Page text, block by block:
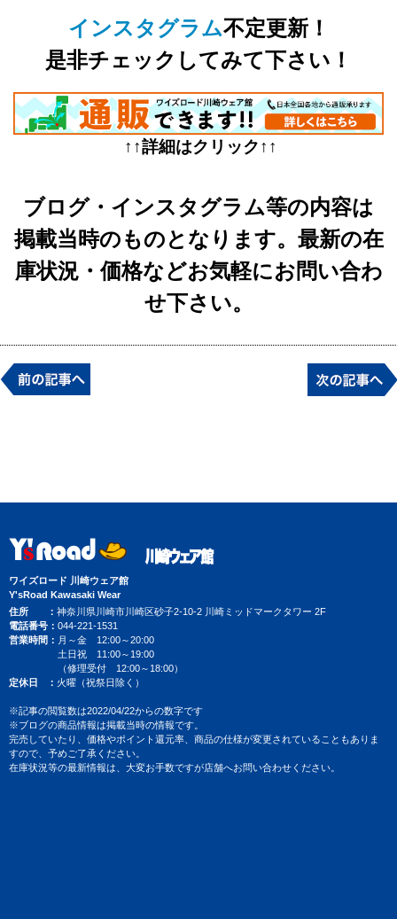
インスタグラム不定更新！
是非チェックしてみて下さい！
↑↑詳細はクリック↑↑
ブログ・インスタグラム等の内容は
掲載当時のものとなります。最新の在
庫状況・価格などお気軽にお問い合わ
せ下さい。
ワイズロード 川崎ウェア館
Y'sRoad Kawasaki Wear
住所
神奈川県川崎市川崎区砂子2-10-2 川崎ミッドマークタワー 2F
電話番号
044-221-1531
営業時間
月～金 12:00～20:00
土日祝 11:00～19:00
（修理受付 12:00～18:00）
定休日
火曜（祝祭日除く）
※記事の閲覧数は2022/04/22からの数字です
※ブログの商品情報は掲載当時の情報です。
完売していたり、価格やポイント還元率、商品の仕様が変更されていることもありま
すので、予めご了承ください。
在庫状況等の最新情報は、大変お手数ですが店舗へお問い合わせください。